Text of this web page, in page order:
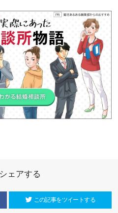
ェアする
この記事をツイートする